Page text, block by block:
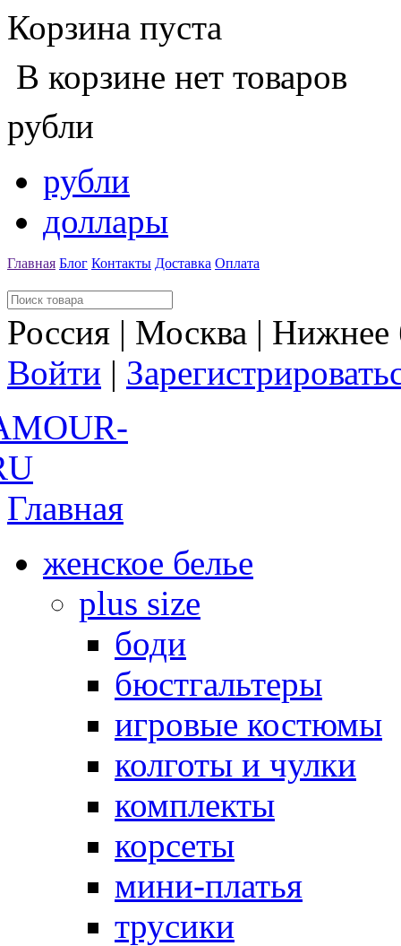
Корзина пуста
В корзине нет товаров
рубли
рубли
доллары
Главная Блог Контакты Доставка Оплата
Россия | Москва |
Войти |
Главная
женское белье
plus size
боди
бюстгальтеры
игровые костюмы
колготы и чулки
комплекты
корсеты
мини-платья
трусики